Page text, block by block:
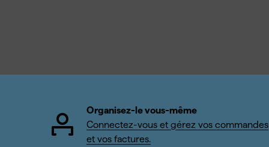
Organisez-le vous-même
Connectez-vous et gérez vos commandes
et vos factures.